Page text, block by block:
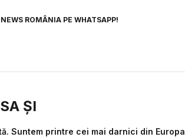
ROMÂNIA PE WHATSAPP!
ȘI
Suntem printre cei mai darnici din Europa